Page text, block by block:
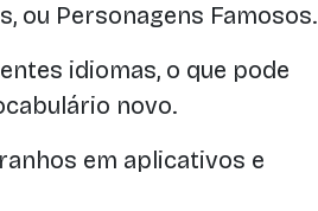
ou Personagens Famosos.
idiomas, o que pode
novo.
em aplicativos e